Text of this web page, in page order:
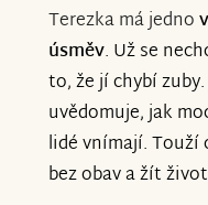
Terezka má jedno
úsměv. Už se
to, že jí chybí
uvědomuje, jak
lidé vnímají.
bez obav a žít